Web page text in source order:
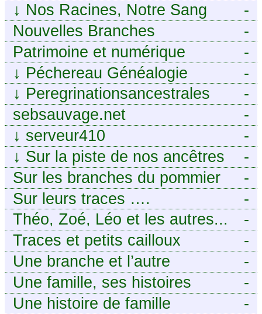
-
↓ Nos Racines, Notre Sang
-
Nouvelles Branches
-
Patrimoine et numérique
-
↓ Péchereau Généalogie
-
↓ Peregrinationsancestrales
-
sebsauvage.net
-
↓ serveur410
-
↓ Sur la piste de nos ancêtres
en Périgord.
-
Sur les branches du pommier
-
Sur leurs traces ….
-
Théo, Zoé, Léo et les autres...
-
Traces et petits cailloux
-
Une branche et l’autre
-
Une famille, ses histoires
-
Une histoire de famille